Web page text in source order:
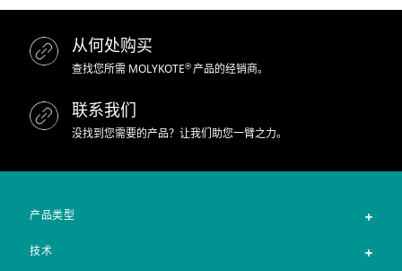
从何处购买
查找您所需 MOLYKOTE®产品的经销商。
联系我们
没找到您需要的产品？让我们助您一臂之力。
产品类型
技术